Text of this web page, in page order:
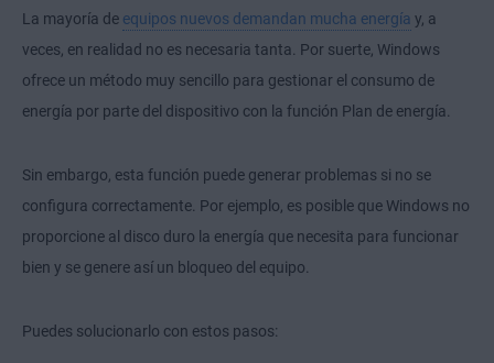
La mayoría de equipos nuevos demandan mucha energía y, a
veces, en realidad no es necesaria tanta. Por suerte, Windows
ofrece un método muy sencillo para gestionar el consumo de
energía por parte del dispositivo con la función Plan de energía.
Sin embargo, esta función puede generar problemas si no se
configura correctamente. Por ejemplo, es posible que Windows no
proporcione al disco duro la energía que necesita para funcionar
bien y se genere así un bloqueo del equipo.
Puedes solucionarlo con estos pasos: